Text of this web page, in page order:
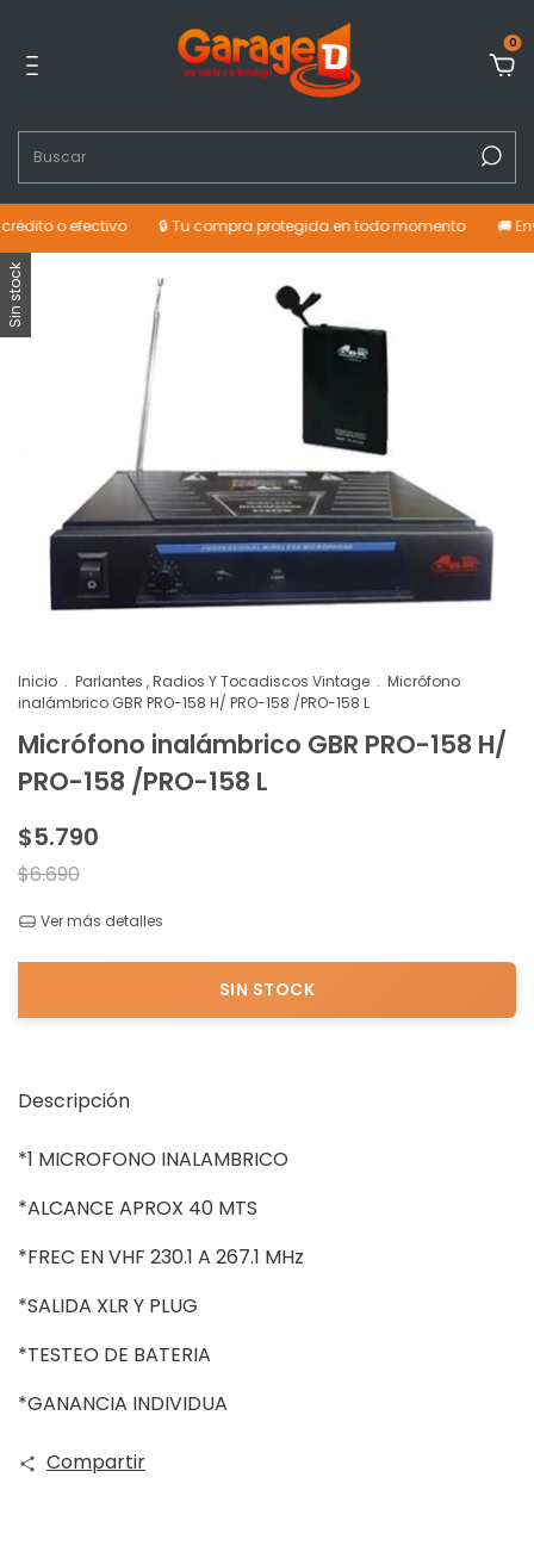
0
o efectivo 🔒 Tu compra protegida en todo momento 🚚
Sin stock
Inicio . Parlantes , Radios Y Tocadiscos Vintage . Micrófono
inalámbrico GBR PRO-158 H/ PRO-158 /PRO-158 L
Micrófono inalámbrico GBR PRO-158 H/
PRO-158 /PRO-158 L
$5.790
$6.690
Ver más detalles
Descripción
*1 MICROFONO INALAMBRICO
*ALCANCE APROX 40 MTS
*FREC EN VHF 230.1 A 267.1 MHz
*SALIDA XLR Y PLUG
*TESTEO DE BATERIA
*GANANCIA INDIVIDUA
Compartir